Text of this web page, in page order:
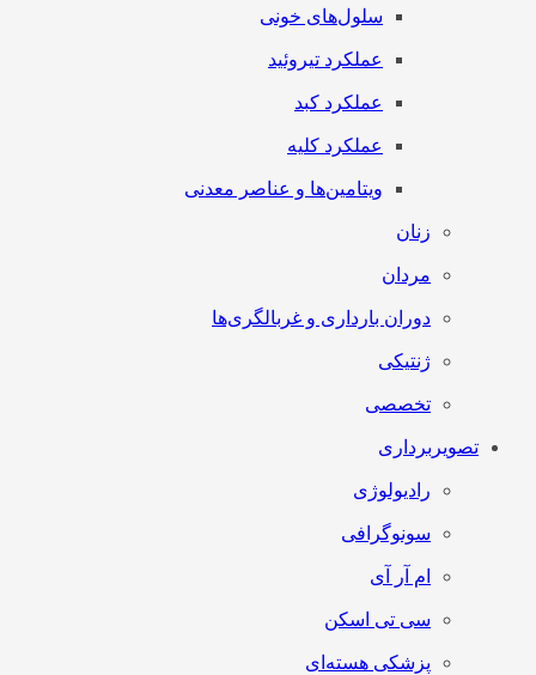
سلول‌های خونی
عملکرد تیروئید
عملکرد کبد
عملکرد کلیه
ویتامین‌ها و عناصر معدنی
زنان
مردان
دوران بارداری و غربالگری‌ها
ژنتیکی
تخصصی
تصویربرداری
رادیولوژی
سونوگرافی
ام آر آی
سی تی اسکن
پزشکی هسته‌ای